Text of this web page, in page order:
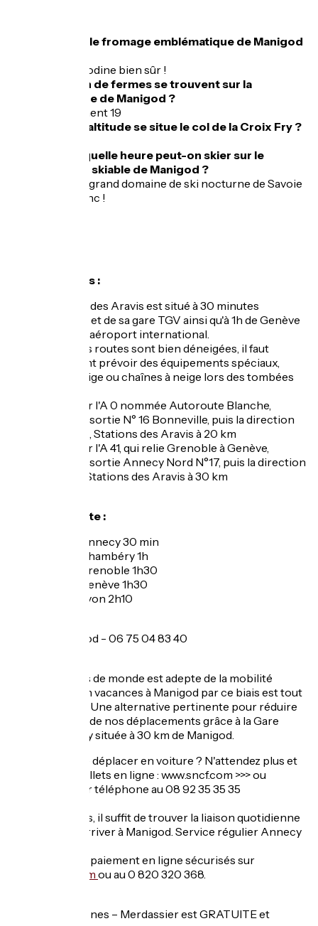
Quel est le fromage emblématique de Manigod
La Manigodine bien sûr !
Combien de fermes se trouvent sur la
commune de Manigod ?
Précisément 19
À quelle altitude se situe le col de la Croix Fry ?
Jusqu’à quelle heure peut-on skier sur le
domaine skiable de Manigod ?
20h, plus grand domaine de ski nocturne de Savoie
Mont Blanc !
Accès routiers :
Le massif des Aravis est situé à 30 minutes
et de sa gare TGV ainsi qu'à 1h de Genève
et de son aéroport international.
L’hiver, les routes sont bien déneigées, il faut
cependant prévoir des équipements spéciaux,
pneus neige ou chaînes à neige lors des tombées
Accès par l'A 0 nommée Autoroute Blanche,
prenez la sortie N° 16 Bonneville, puis la direction
, Stations des Aravis à 20 km
Accès par l'A 41, qui relie Grenoble à Genève,
prenez la sortie Annecy Nord N°17, puis la direction
, Stations des Aravis à 30 km
Temps de route :
Depuis Annecy 30 min
Depuis Chambéry 1h
Depuis Grenoble 1h30
Depuis Genève 1h30
Depuis Lyon 2h10
Taxi n°1 Manigod - 06 75 04 83 40
De plus en plus de monde est adepte de la mobilité
douce. Venir en vacances à Manigod par ce biais est tout
à fait possible ! Une alternative pertinente pour réduire
l'impact global de nos déplacements grâce à la Gare
SNCF d’Annecy située à 30 km de Manigod.
Pas envie de se déplacer en voiture ? N'attendez plus et
réservez vos billets en ligne : www.sncf.com >>> ou
réservation par téléphone au 08 92 35 35 35
Une fois arrivés, il suffit de trouver la liaison quotidienne
par bus pour arriver à Manigod. Service régulier Annecy
Réservation et paiement en ligne sécurisés sur
www.altibus.com ou au 0 820 320 368.
La navette Thônes – Merdassier est GRATUITE et